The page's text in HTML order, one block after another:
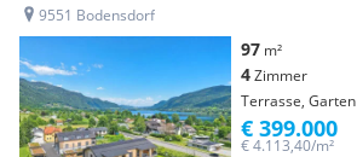
9551 Bodensdorf
97 m²
4Zimmer
Terrasse, Garten
€ 4.113,40/m²
€ 399.000